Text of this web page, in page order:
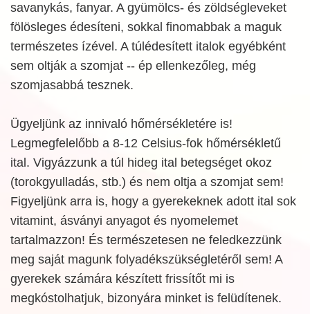
savanykás, fanyar. A gyümölcs- és zöldségleveket
fölösleges édesíteni, sokkal finomabbak a maguk
természetes ízével. A túlédesített italok egyébként
sem oltják a szomjat -- ép ellenkezőleg, még
szomjasabbá tesznek.
Ügyeljünk az innivaló hőmérsékletére is!
Legmegfelelőbb a 8-12 Celsius-fok hőmérsékletű
ital. Vigyázzunk a túl hideg ital betegséget okoz
(torokgyulladás, stb.) és nem oltja a szomjat sem!
Figyeljünk arra is, hogy a gyerekeknek adott ital sok
vitamint, ásványi anyagot és nyomelemet
tartalmazzon! És természetesen ne feledkezzünk
meg saját magunk folyadékszükségletéről sem! A
gyerekek számára készített frissítőt mi is
megkóstolhatjuk, bizonyára minket is felüdítenek.